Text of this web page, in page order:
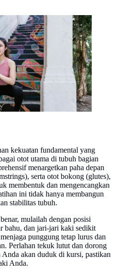
Paha dalam 2 Minggu
[Dok/Pexels.com/RDNE
kekuatan fundamental yang
otot utama di tubuh bagian
menargetkan paha depan
serta otot bokong (glutes),
membentuk dan mengencangkan
ini tidak hanya membangun
stabilitas tubuh.
mulailah dengan posisi
bahu, dan jari-jari kaki sedikit
punggung tetap lurus dan
Perlahan tekuk lutut dan dorong
akan duduk di kursi, pastikan
Anda.